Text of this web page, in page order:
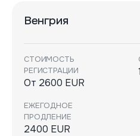
Венгрия
СТОИМОСТЬ
РЕГИСТРАЦИИ
От 2600 EUR
ЕЖЕГОДНОЕ
ПРОДЛЕНИЕ
2400 EUR